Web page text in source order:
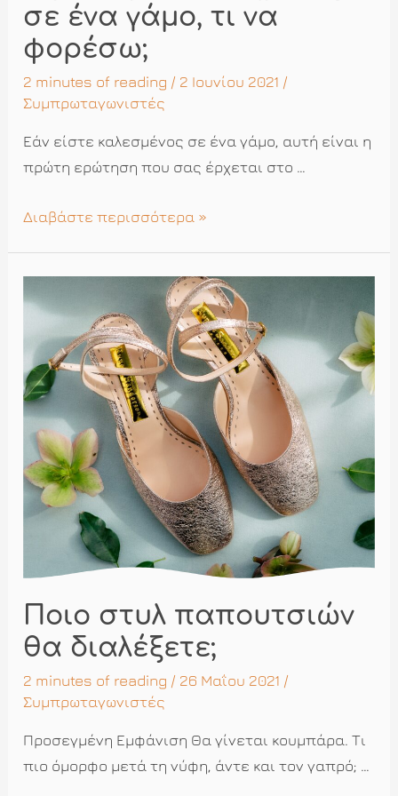
σε ένα γάμο, τι να
φορέσω;
2 minutes of reading / 2 Ιουνίου 2021 /
Συμπρωταγωνιστές
Εάν είστε καλεσμένος σε ένα γάμο, αυτή είναι η
πρώτη ερώτηση που σας έρχεται στο …
Είμαι
ένα
γάμο,
να
φορέσω;
Διαβάστε περισσότερα »
Ποιο στυλ παπουτσιών
θα διαλέξετε;
2 minutes of reading / 26 Μαΐου 2021 /
Συμπρωταγωνιστές
Προσεγμένη Εμφάνιση Θα γίνεται κουμπάρα. Τι
πιο όμορφο μετά τη νύφη, άντε και τον γαπρό; …